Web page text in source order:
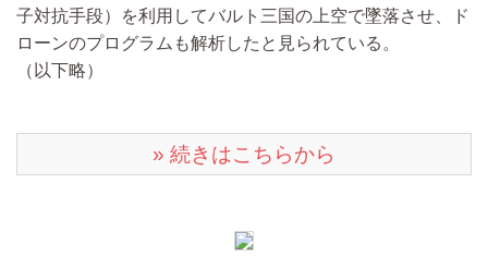
子対抗手段）を利用してバルト三国の上空で墜落させ、ド
ローンのプログラムも解析したと見られている。
（以下略）
» 続きはこちらから